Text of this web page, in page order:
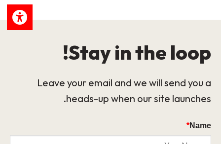
Stay in the loop!
Leave your email and we will send you a
heads-up when our site launches.
Name
*